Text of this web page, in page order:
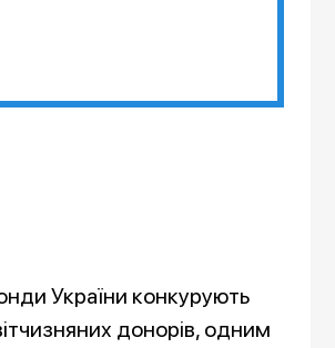
України конкурують
донорів, одним